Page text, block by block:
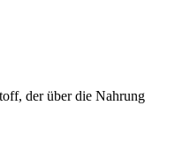
der über die Nahrung